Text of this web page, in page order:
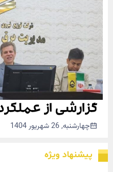
گزارشی از
چهارشنبه, 26 شهریور 1404
پیشنهاد ویژه